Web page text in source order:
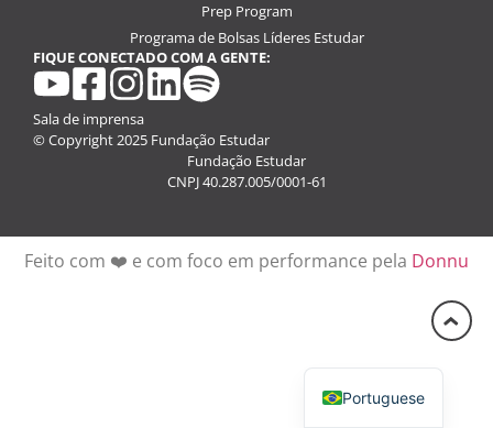
Prep Program
Programa de Bolsas Líderes Estudar
FIQUE CONECTADO COM A GENTE:
youtube
facebook
instagram
linkedin
spotify
Sala de imprensa
© Copyright 2025 Fundação Estudar
Fundação Estudar
CNPJ 40.287.005/0001-61
Feito com ❤️ e com foco em performance pela Donnu
Portuguese